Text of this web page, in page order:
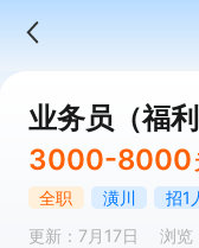
业务员（福
3000-8000
全职 潢川
招1
更新：7月17日
浏览